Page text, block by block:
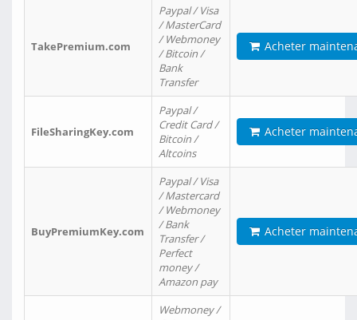
TakePremium.com
Paypal / Visa
/ MasterCard
/ Webmoney
/ Bitcoin /
Bank
Transfer
Acheter
FileSharingKey.com
Paypal /
Credit Card /
Bitcoin /
Altcoins
Acheter
BuyPremiumKey.com
Paypal / Visa
/ Mastercard
/ Webmoney
/ Bank
Transfer /
Perfect
money /
Amazon pay
Acheter
Webmoney /